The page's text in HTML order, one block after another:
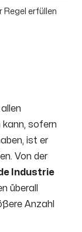
Regel erfüllen
sofern
ist er
Von der
Industrie
überall
Anzahl